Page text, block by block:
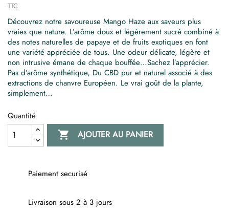
TTC
Découvrez notre savoureuse Mango Haze aux saveurs plus
vraies que nature. L’arôme doux et légèrement sucré combiné à
des notes naturelles de papaye et de fruits exotiques en font
une variété appréciée de tous. Une odeur délicate, légère et
non intrusive émane de chaque bouffée…Sachez l’apprécier.
Pas d’arôme synthétique, Du CBD pur et naturel associé à des
extractions de chanvre Européen. Le vrai goût de la plante,
simplement…
Quantité
 AJOUTER AU PANIER
Paiement securisé
Livraison sous 2 à 3 jours